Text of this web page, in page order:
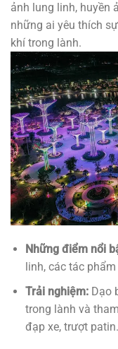
ảnh lung linh, huyền
những ai yêu thích
khí trong lành.
Những điểm nổi
linh, các tác
Trải nghiệm:Dạo
trong lành và
đạp xe, trượt patin.